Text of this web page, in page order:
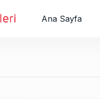
Ana Sayfa